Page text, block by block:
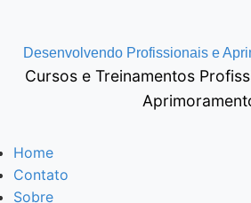
para
Desenvolvendo Profissionais e
Cursos e Treinamentos
Home
Contato
Sobre